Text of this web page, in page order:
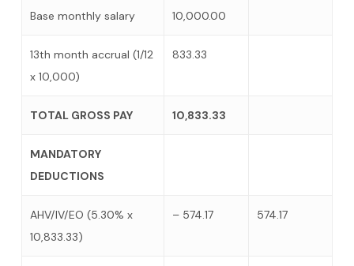
Base monthly salary 10,000.00
13th month accrual (1/12
x 10,000)
833.33
TOTAL GROSS PAY 10,833.33
MANDATORY
DEDUCTIONS
AHV/IV/EO (5.30% x
10,833.33)
– 574.17 574.17